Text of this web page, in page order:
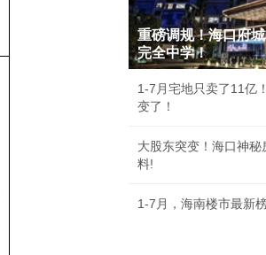
重磅调规！海口府
完全中学！
1-7月宅地只卖了11亿
变了！
大股东突变！海口神
料!
1-7月，海南楼市最新